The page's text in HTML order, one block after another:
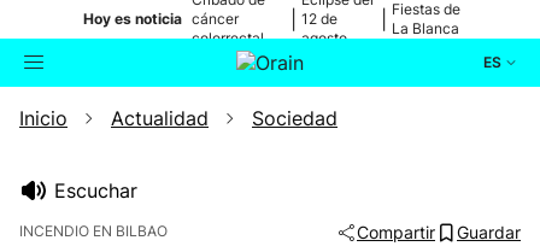
Hoy es noticia cáncer
colorrectal
12 de
agosto
Fiestas de
La Blanca
ES
Buscador Actualidad
Inicio Actualidad Sociedad
Escuchar
INCENDIO EN BILBAO Compartir Guardar